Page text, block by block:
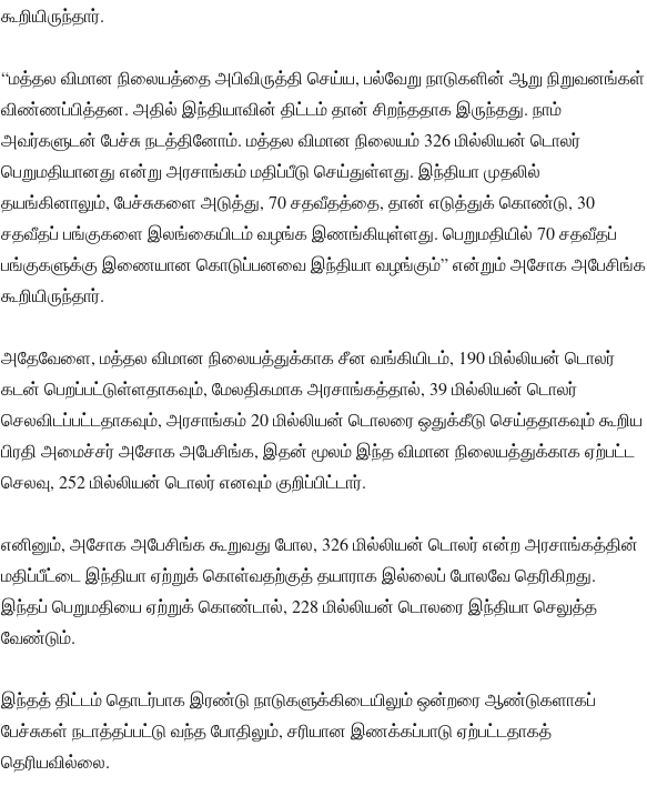
கூறியிருந்தார்.
“மத்தல விமான நிலையத்தை அபிவிருத்தி செய்ய, பல்வேறு நாடுகளின் ஆறு நிறுவனங்கள்
விண்ணப்பித்தன. அதில் இந்தியாவின் திட்டம் தான் சிறந்ததாக இருந்தது. நாம்
அவர்களுடன் பேச்சு நடத்தினோம். மத்தல விமான நிலையம் 326 மில்லியன் டொலர்
பெறுமதியானது என்று அரசாங்கம் மதிப்பீடு செய்துள்ளது. இந்தியா முதலில்
தயங்கினாலும், பேச்சுகளை அடுத்து, 70 சதவீதத்தை, தான் எடுத்துக் கொண்டு, 30
சதவீதப் பங்குகளை இலங்கையிடம் வழங்க இணங்கியுள்ளது. பெறுமதியில் 70 சதவீதப்
பங்குகளுக்கு இணையான கொடுப்பனவை இந்தியா வழங்கும்” என்றும் அசோக அபேசிங்க
கூறியிருந்தார்.
அதேவேளை, மத்தல விமான நிலையத்துக்காக சீன வங்கியிடம், 190 மில்லியன் டொலர்
கடன் பெறப்பட்டுள்ளதாகவும், மேலதிகமாக அரசாங்கத்தால், 39 மில்லியன் டொலர்
செலவிடப்பட்டதாகவும், அரசாங்கம் 20 மில்லியன் டொலரை ஒதுக்கீடு செய்ததாகவும் கூறிய
பிரதி அமைச்சர் அசோக அபேசிங்க, இதன் மூலம் இந்த விமான நிலையத்துக்காக ஏற்பட்ட
செலவு, 252 மில்லியன் டொலர் எனவும் குறிப்பிட்டார்.
எனினும், அசோக அபேசிங்க கூறுவது போல, 326 மில்லியன் டொலர் என்ற அரசாங்கத்தின்
மதிப்பீட்டை இந்தியா ஏற்றுக் கொள்வதற்குத் தயாராக இல்லைப் போலவே தெரிகிறது.
இந்தப் பெறுமதியை ஏற்றுக் கொண்டால், 228 மில்லியன் டொலரை இந்தியா செலுத்த
வேண்டும்.
இந்தத் திட்டம் தொடர்பாக இரண்டு நாடுகளுக்கிடையிலும் ஒன்றரை ஆண்டுகளாகப்
பேச்சுகள் நடாத்தப்பட்டு வந்த போதிலும், சரியான இணக்கப்பாடு ஏற்பட்டதாகத்
தெரியவில்லை.